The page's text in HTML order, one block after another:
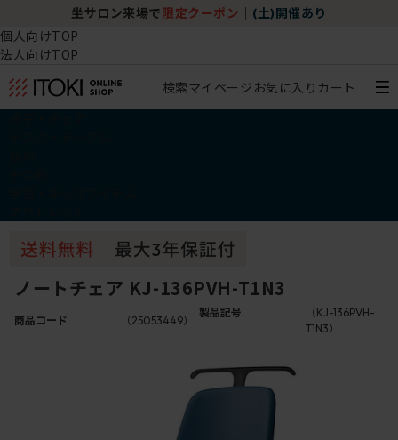
坐サロン来場で 限定クーポン (土)開催あり
個人向けTOP
法人向けTOP
検索マイページ お気に入り カート
ノートチェア KJ-136PVH-T1N3
商品コード （25053449）
製品記号
（KJ-136PVH-
T1N3）